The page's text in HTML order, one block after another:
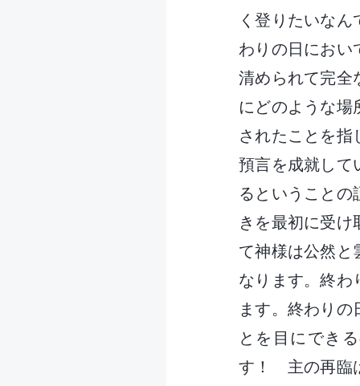
く登りたいな
わりの日におい
清められて完全
にどのような
されたことを指
預言を成就して
るということの
きを最初に受け
て神様は公然と
なります。終わ
ます。終わり
とを目にでき
す！ 主の再臨